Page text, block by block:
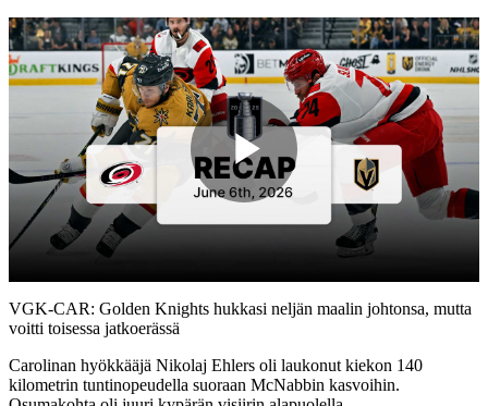
Play
Video
VGK-CAR: Golden Knights hukkasi neljän maalin johtonsa, mutta
voitti toisessa jatkoerässä
Carolinan hyökkääjä Nikolaj Ehlers oli laukonut kiekon 140
kilometrin tuntinopeudella suoraan McNabbin kasvoihin.